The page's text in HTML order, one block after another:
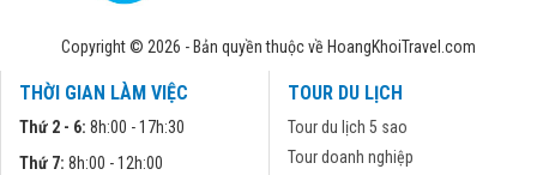
Copyright © 2026 - Bản quyền thuộc về HoangKhoiTravel.com
THỜI GIAN LÀM VIỆC
Thứ 2 - 6: 8h:00 - 17h:30
Thứ 7: 8h:00 - 12h:00
TOUR DU LỊCH
Tour du lịch 5 sao
Tour doanh nghiệp